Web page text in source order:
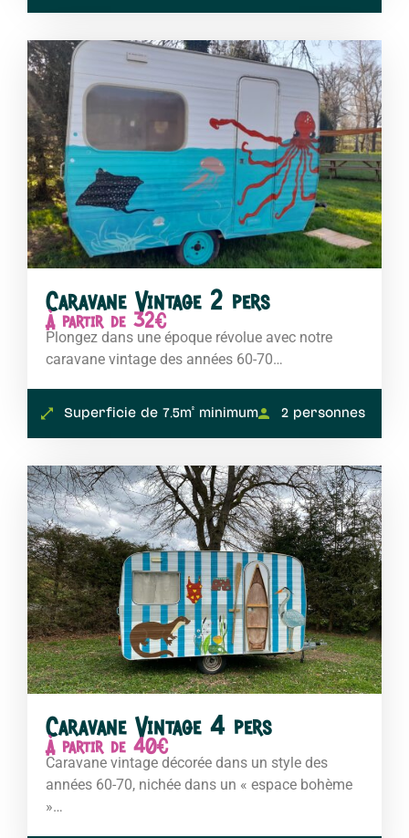
Caravane Vintage 2 pers
À partir de 32€
Plongez dans une époque révolue avec notre
caravane vintage des années 60-70…
Superficie de 7.5m² minimum 2 personnes
Caravane Vintage 4 pers
À partir de 40€
Caravane vintage décorée dans un style des
années 60-70, nichée dans un « espace bohème
»…